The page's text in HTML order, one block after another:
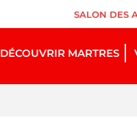
SALON DES
DÉCOUVRIR MARTRES